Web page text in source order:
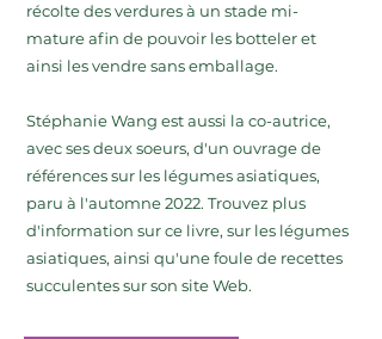
récolte des verdures à un stade mi-
mature afin de pouvoir les botteler et
ainsi les vendre sans emballage.
Stéphanie Wang est aussi la co-autrice,
avec ses deux soeurs, d'un ouvrage de
références sur les légumes asiatiques,
paru à l'automne 2022. Trouvez plus
d'information sur ce livre, sur les légumes
asiatiques, ainsi qu'une foule de recettes
succulentes sur son site Web.